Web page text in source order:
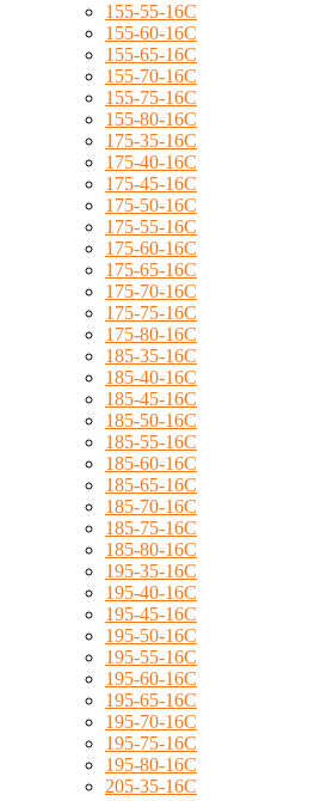
155-55-16C
155-60-16C
155-65-16C
155-70-16C
155-75-16C
155-80-16C
175-35-16C
175-40-16C
175-45-16C
175-50-16C
175-55-16C
175-60-16C
175-65-16C
175-70-16C
175-75-16C
175-80-16C
185-35-16C
185-40-16C
185-45-16C
185-50-16C
185-55-16C
185-60-16C
185-65-16C
185-70-16C
185-75-16C
185-80-16C
195-35-16C
195-40-16C
195-45-16C
195-50-16C
195-55-16C
195-60-16C
195-65-16C
195-70-16C
195-75-16C
195-80-16C
205-35-16C